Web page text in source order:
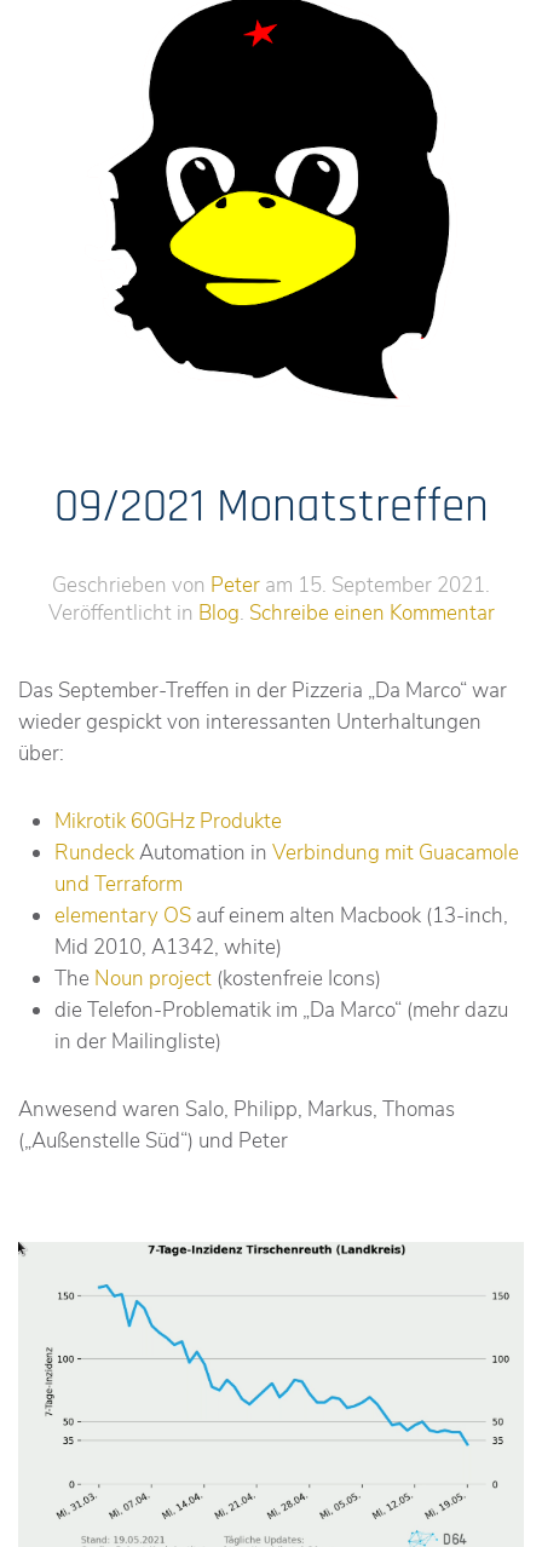
09/2021 Monatstreffen
Geschrieben von Peter am 15. September 2021.
Veröffentlicht in Blog. Schreibe einen Kommentar
Das September-Treffen in der Pizzeria „Da Marco“ war
wieder gespickt von interessanten Unterhaltungen
über:
Mikrotik 60GHz Produkte
RundeckAutomation in Verbindung mit Guacamole
und Terraform
elementary OS auf einem alten Macbook (13-inch,
Mid 2010, A1342, white)
The Noun project (kostenfreie Icons)
die Telefon-Problematik im „Da Marco“ (mehr dazu
in der Mailingliste)
Anwesend waren Salo, Philipp, Markus, Thomas
(„Außenstelle Süd“) und Peter